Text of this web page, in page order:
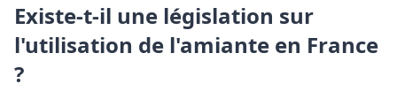
Existe-t-il une législation sur
l'utilisation de l'amiante en France
?